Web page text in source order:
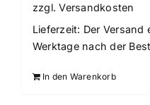
zzgl.Versandkosten
Lieferzeit: Der
Werktage nach der
In den Warenkorb